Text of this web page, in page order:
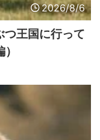
2026/8/6
つ王国に行って